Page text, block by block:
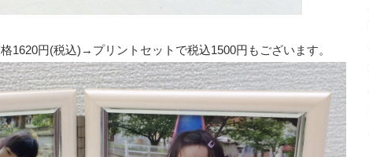
1620円(税込)→プリントセットで税込1500円もございます。